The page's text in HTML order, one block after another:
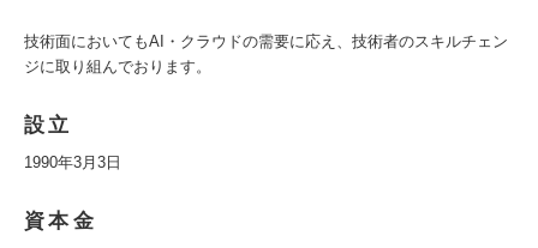
技術面においてもAI・クラウドの需要に応え、技術者のスキルチェン
ジに取り組んでおります。
設立
1990年3月3日
資本金